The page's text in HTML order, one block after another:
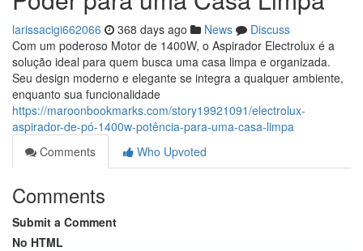
larissacigi662066 368 days ago News
Discuss
Com um poderoso Motor de 1400W, o Aspirador Electrolux é a
solução ideal para quem busca uma casa limpa e organizada.
Seu design moderno e elegante se integra a qualquer ambiente,
enquanto sua funcionalidade
https://maroonbookmarks.com/story19921091/electrolux-
aspirador-de-pó-1400w-potência-para-uma-casa-limpa
Comments
Who Upvoted
Comments
Submit a Comment
No HTML